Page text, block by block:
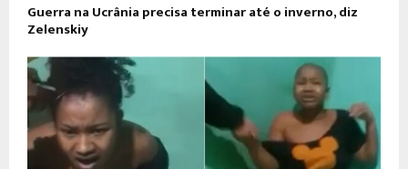
Guerra na Ucrânia precisa terminar até o inverno, diz
Zelenskiy